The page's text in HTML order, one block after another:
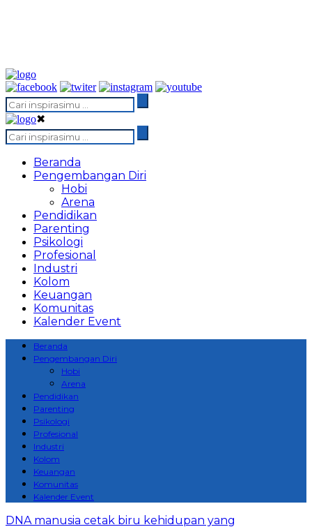
✖
Beranda
Pengembangan Diri
Hobi
Arena
Pendidikan
Parenting
Psikologi
Profesional
Industri
Kolom
Keuangan
Komunitas
Kalender Event
Beranda
Pengembangan Diri
Hobi
Arena
Pendidikan
Parenting
Psikologi
Profesional
Industri
Kolom
Keuangan
Komunitas
Kalender Event
DNA manusia cetak biru kehidupan yang